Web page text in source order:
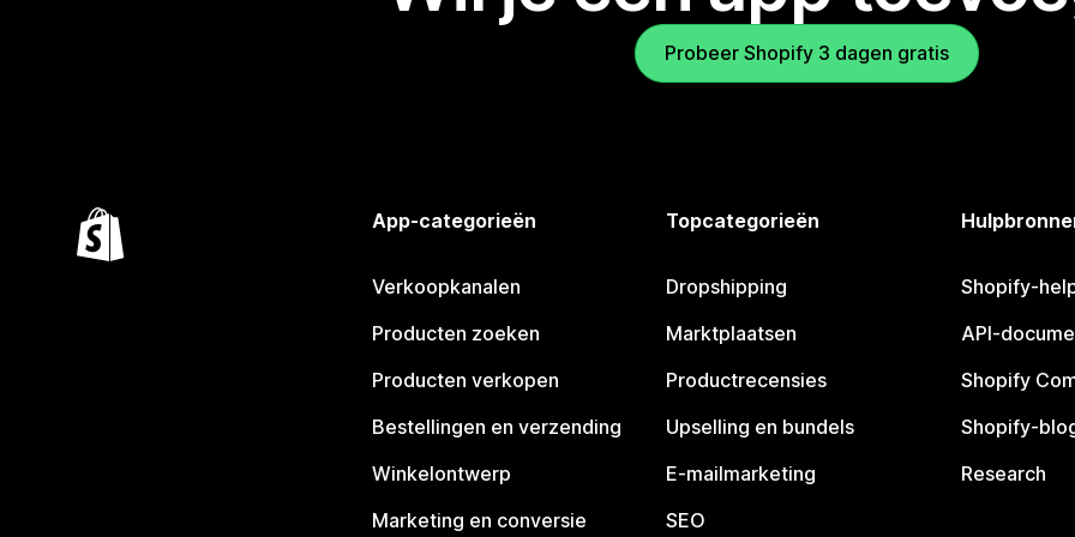
Probeer Shopify 3 dagen gratis
App-categorieën
Verkoopkanalen
Producten zoeken
Producten verkopen
Bestellingen en verzending
Winkelontwerp
Marketing en conversie
Topcategorieën
Dropshipping
Marktplaatsen
Productrecensies
Upselling en bundels
E-mailmarketing
SEO
Shopify-
API-
Shopify
Shopify-
Research